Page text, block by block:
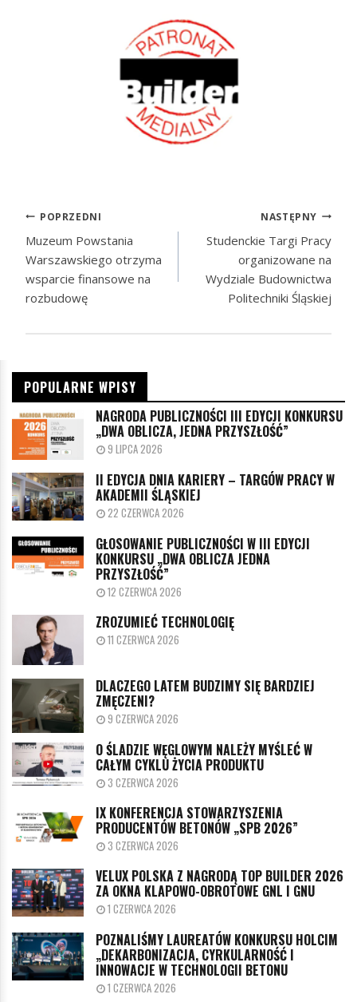
POPRZEDNI
Muzeum Powstania
Warszawskiego otrzyma
wsparcie finansowe na
rozbudowę
NASTĘPNY
Studenckie Targi Pracy
organizowane na
Wydziale Budownictwa
Politechniki Śląskiej
POPULARNE WPISY
NAGRODA PUBLICZNOŚCI III EDYCJI KONKURSU
„DWA OBLICZA, JEDNA PRZYSZŁOŚĆ”
9 LIPCA 2026
II EDYCJA DNIA KARIERY – TARGÓW PRACY W
AKADEMII ŚLĄSKIEJ
22 CZERWCA 2026
GŁOSOWANIE PUBLICZNOŚCI W III EDYCJI
KONKURSU „DWA OBLICZA JEDNA
PRZYSZŁOŚĆ”
12 CZERWCA 2026
ZROZUMIEĆ TECHNOLOGIĘ
11 CZERWCA 2026
DLACZEGO LATEM BUDZIMY SIĘ BARDZIEJ
ZMĘCZENI?
9 CZERWCA 2026
O ŚLADZIE WĘGLOWYM NALEŻY MYŚLEĆ W
CAŁYM CYKLU ŻYCIA PRODUKTU
3 CZERWCA 2026
IX KONFERENCJA STOWARZYSZENIA
PRODUCENTÓW BETONÓW „SPB 2026”
3 CZERWCA 2026
VELUX POLSKA Z NAGRODĄ TOP BUILDER 2026
ZA OKNA KLAPOWO-OBROTOWE GNL I GNU
1 CZERWCA 2026
POZNALIŚMY LAUREATÓW KONKURSU HOLCIM
„DEKARBONIZACJA, CYRKULARNOŚĆ I
INNOWACJE W TECHNOLOGII BETONU
1 CZERWCA 2026